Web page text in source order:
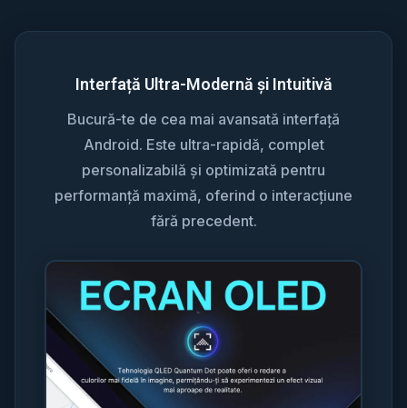
Interfață Ultra-Modernă și Intuitivă
Bucură-te de cea mai avansată interfață
Android. Este ultra-rapidă, complet
personalizabilă și optimizată pentru
performanță maximă, oferind o interacțiune
fără precedent.